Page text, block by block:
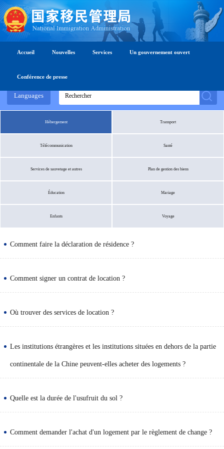
Languages
Accueil Nouvelles Services Un gouvernement ouvert
Conférence de presse
Hébergement Transport
Télécommunication Santé
Services de sauvetage et autres Plan de gestion des biens
Éducation Mariage
Enfants Voyage
Comment faire la déclaration de résidence ?
Comment signer un contrat de location ?
Où trouver des services de location ?
Les institutions étrangères et les institutions situées en dehors de la partie
continentale de la Chine peuvent-elles acheter des logements ?
Quelle est la durée de l'usufruit du sol ?
Comment demander l'achat d'un logement par le règlement de change ?